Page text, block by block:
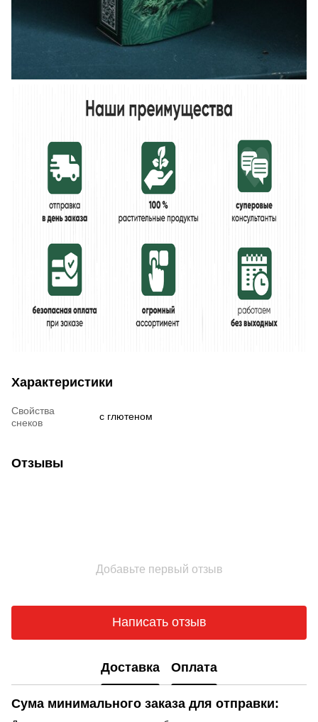
Характеристики
Свойства
снеков
с глютеном
Отзывы
Добавьте первый отзыв
Написать отзыв
Доставка Оплата
Сума минимального заказа для отправки: